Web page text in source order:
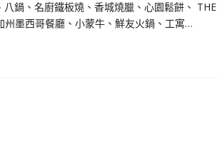
鍋、名廚鐵板燒、香城燒臘、心園鬆餅、 THE
墨西哥餐廳、小蒙牛、鮮友火鍋、工寓…